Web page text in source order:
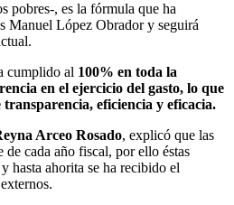
pobres-, es la fórmula que ha
Manuel López Obrador y seguirá
cumplido al 100% en toda la
en el ejercicio del gasto, lo que
eficiencia y eficacia.
Arceo Rosado, explicó que las
de cada año fiscal, por ello éstas
hasta ahorita se ha recibido el